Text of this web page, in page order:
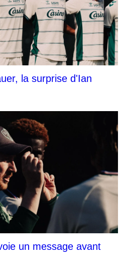
la surprise d'Ian
un message avant